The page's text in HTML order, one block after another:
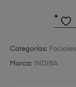
Categorías: Faciales
Marca: INDIBA